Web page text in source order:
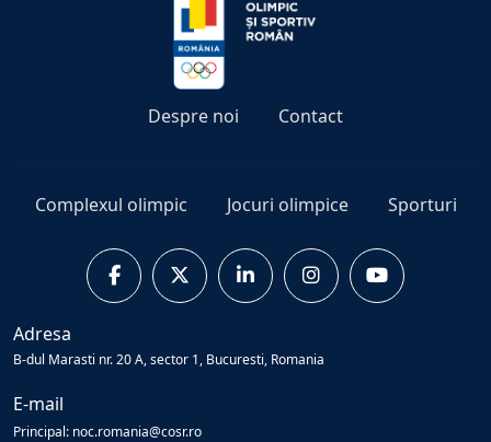
Despre noi Contact
Complexul olimpic Jocuri olimpice Sporturi
Adresa
B-dul Marasti nr. 20 A, sector 1, Bucuresti, Romania
E-mail
Principal: noc.romania@cosr.ro